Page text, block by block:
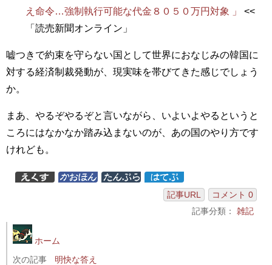
え命令…強制執行可能な代金８０５０万円対象 」
<<
「読売新聞オンライン」
嘘つきで約束を守らない国として世界におなじみの韓国に
対する経済制裁発動が、現実味を帯びてきた感じでしょう
か。
まあ、やるぞやるぞと言いながら、いよいよやるというと
ころにはなかなか踏み込まないのが、あの国のやり方です
けれども。
記事URL
コメント 0
記事分類： 雑記
ホーム
次の記事
明快な答え